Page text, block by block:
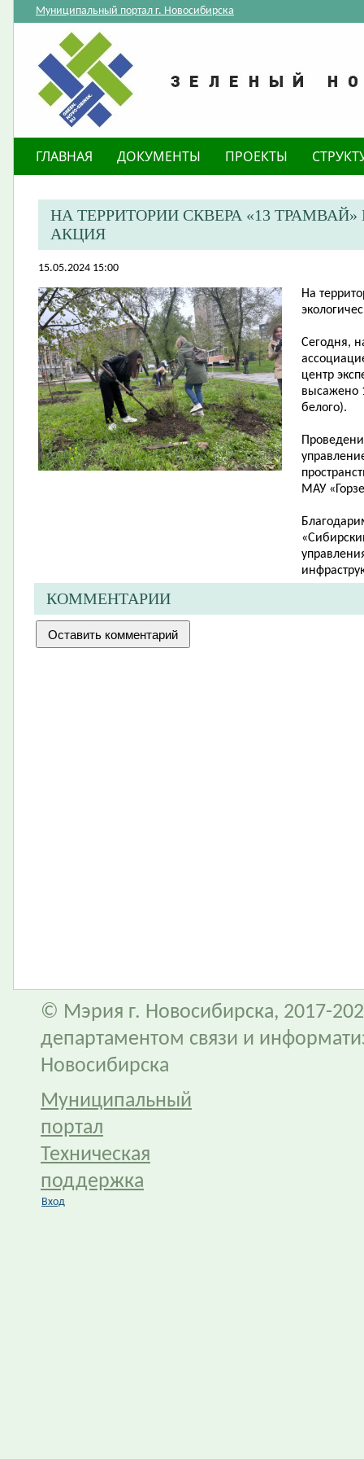
Муниципальный портал г. Новосибирска
ГЛАВНАЯ ДОКУМЕНТЫ ПРОЕКТЫ
​НА ТЕРРИТОРИИ СКВЕРА «13
АКЦИЯ
15.05.2024 15:00
​На
Сегодня,
центр
высажено
белого).
МАУ
КОММЕНТАРИИ
© Мэрия г. Новосибирска, 2017-
департаментом связи и
Новосибирска
Муниципальный
портал
Техническая
поддержка
Вход